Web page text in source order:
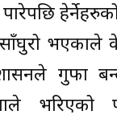
भएकाले
गुफा
भरिएको